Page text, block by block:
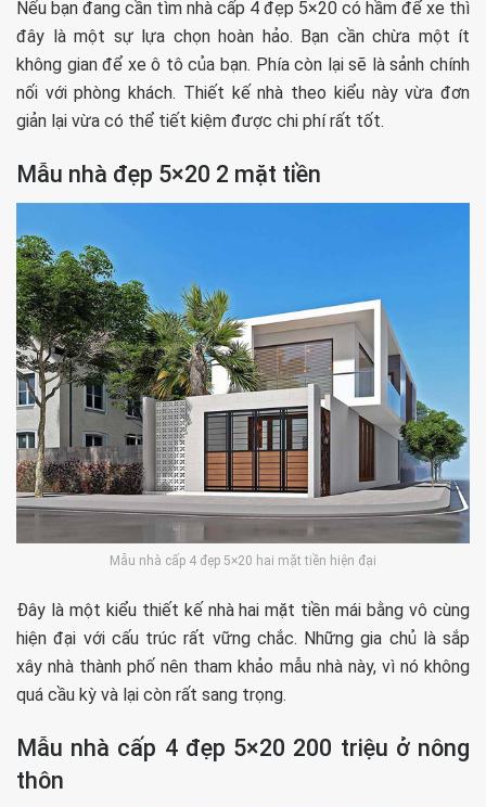
Nếu bạn đang cần tìm nhà cấp 4 đẹp 5×20 có hầm để xe thì
đây là một sự lựa chọn hoàn hảo. Bạn cần chừa một ít
không gian để xe ô tô của bạn. Phía còn lại sẽ là sảnh chính
nối với phòng khách. Thiết kế nhà theo kiểu này vừa đơn
giản lại vừa có thể tiết kiệm được chi phí rất tốt.
Mẫu nhà đẹp 5×20 2 mặt tiền
Mẫu nhà cấp 4 đẹp 5×20 hai mặt tiền hiện đại
Đây là một kiểu thiết kế nhà hai mặt tiền mái bằng vô cùng
hiện đại với cấu trúc rất vững chắc. Những gia chủ là sắp
xây nhà thành phố nên tham khảo mẫu nhà này, vì nó không
quá cầu kỳ và lại còn rất sang trọng.
Mẫu nhà cấp 4 đẹp 5×20 200 triệu ở nông
thôn